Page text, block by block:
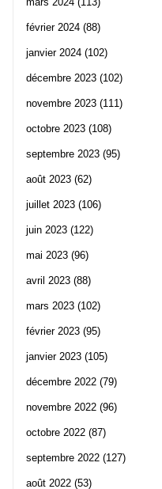
février 2024 (88)
janvier 2024 (102)
décembre 2023 (102)
novembre 2023 (111)
octobre 2023 (108)
septembre 2023 (95)
août 2023 (62)
juillet 2023 (106)
juin 2023 (122)
mai 2023 (96)
avril 2023 (88)
mars 2023 (102)
février 2023 (95)
janvier 2023 (105)
décembre 2022 (79)
novembre 2022 (96)
octobre 2022 (87)
septembre 2022 (127)
août 2022 (53)